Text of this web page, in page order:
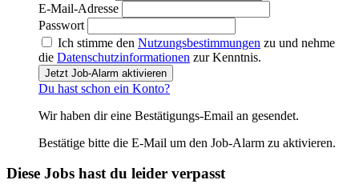
E-Mail-Adresse
Passwort
Ich stimme den Nutzungsbestimmungen zu und nehme
die Datenschutzinformationen zur Kenntnis.
Jetzt Job-Alarm aktivieren
Du hast schon ein Konto?
Wir haben dir eine Bestätigungs-Email an gesendet.
Bestätige bitte die E-Mail um den Job-Alarm zu aktivieren.
Diese Jobs hast du leider verpasst